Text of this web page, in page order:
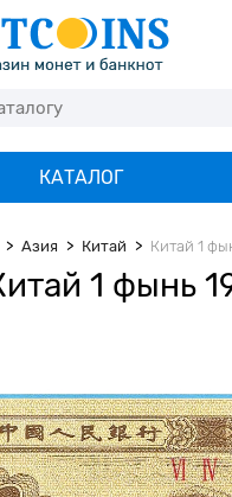
КАТАЛОГ
Азия Китай Китай 1
1 фынь